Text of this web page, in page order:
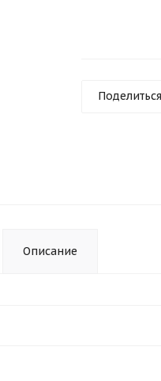
Поделиться
Описание